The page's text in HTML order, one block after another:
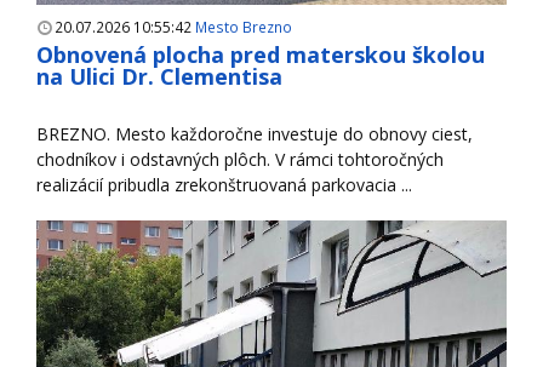
20.07.2026 10:55:42 Mesto Brezno
Obnovená plocha pred materskou školou
na Ulici Dr. Clementisa
BREZNO. Mesto každoročne investuje do obnovy ciest,
chodníkov i odstavných plôch. V rámci tohtoročných
realizácií pribudla zrekonštruovaná parkovacia ...